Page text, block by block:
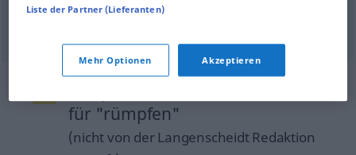
tosneer(atsth[sb])
für "rümpfen"
(nicht von der Langenscheidt Redaktion
Liste der Partner (Lieferanten)
Mehr Optionen Akzeptieren